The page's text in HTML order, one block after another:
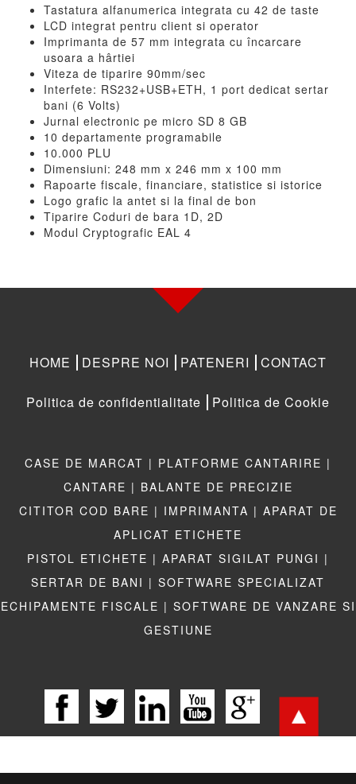
Tastatura alfanumerica integrata cu 42 de taste
LCD integrat pentru client si operator
Imprimanta de 57 mm integrata cu încarcare
usoara a hârtiei
Viteza de tiparire 90mm/sec
Interfete: RS232+USB+ETH, 1 port dedicat sertar
bani (6 Volts)
Jurnal electronic pe micro SD 8 GB
10 departamente programabile
10.000 PLU
Dimensiuni: 248 mm x 246 mm x 100 mm
Rapoarte fiscale, financiare, statistice si istorice
Logo grafic la antet si la final de bon
Tiparire Coduri de bara 1D, 2D
Modul Cryptografic EAL 4
HOME DESPRE NOI PATENERI CONTACT
Politica de confidentialitate Politica de Cookie
CASE DE MARCAT | PLATFORME CANTARIRE |
CANTARE | BALANTE DE PRECIZIE
CITITOR COD BARE | IMPRIMANTA | APARAT DE
APLICAT ETICHETE
PISTOL ETICHETE | APARAT SIGILAT PUNGI |
SERTAR DE BANI | SOFTWARE SPECIALIZAT
ECHIPAMENTE FISCALE | SOFTWARE DE VANZARE SI
GESTIUNE